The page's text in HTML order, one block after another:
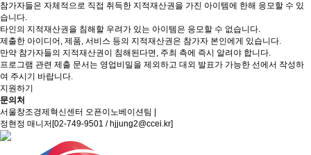
참가자들은 자체적으로 직접 취득한 지적재산권을 가진 아이템에 한해 응모할 수 있
습니다.
타인의 지적재산권을 침해할 우려가 있는 아이템은 응모할 수 없습니다.
제출한 아이디어, 제품, 서비스 등의 지적재산권은 참가자 본인에게 있습니다.
만약 참가자들의 지적재산권이 침해된다면, 주최 측에 즉시 알려야 합니다.
프로그램 관련 제출 문서는 영업비밀을 제외하고 대외 발표가 가능한 선에서 작성하
여 주시기 바랍니다.
지원하기
문의처
서울창조경제혁신센터 오픈이노베이션팀 |
정현정 매니저[02-749-9501 / hjjung2@ccei.kr]